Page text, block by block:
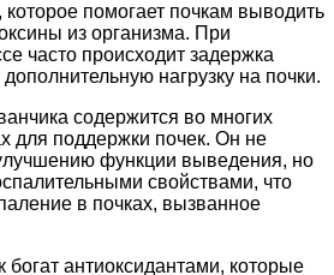
которое помогает почкам выводить
из организма. При
часто происходит задержка
нагрузку на почки.
содержится во многих
для поддержки почек. Он не
функции выведения, но
свойствами, что
в почках, вызванное
богат антиоксидантами, которые